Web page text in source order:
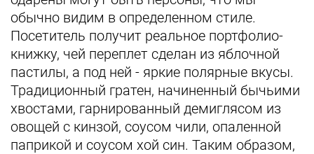
обычно видим в определенном стиле.
Посетитель получит реальное портфолио-
книжку, чей переплет сделан из яблочной
пастилы, а под ней - яркие полярные вкусы.
Традиционный гратен, начиненный бычьими
хвостами, гарнированный демиглясом из
овощей с кинзой, соусом чили, опаленной
паприкой и соусом хой син. Таким образом,